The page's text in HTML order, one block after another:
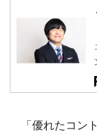
「優れたコン